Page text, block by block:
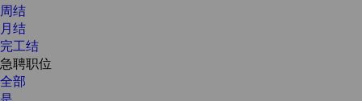
周结
月结
完工结
急聘职位
全部